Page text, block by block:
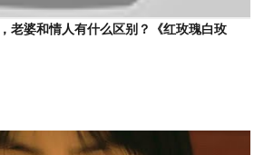
老婆和情人有什么区别？《红玫瑰白玫